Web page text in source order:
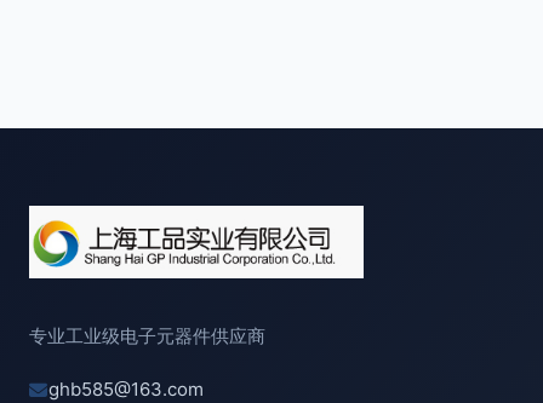
专业工业级电子元器件供应商
ghb585@163.com